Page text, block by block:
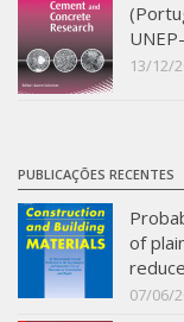
13/12/
PUBLICAÇÕES RECENTES
of
07/06/